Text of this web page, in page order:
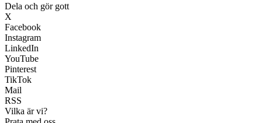
Dela och gör gott
X
Facebook
Instagram
LinkedIn
YouTube
Pinterest
TikTok
Mail
RSS
Vilka är vi?